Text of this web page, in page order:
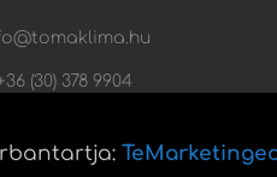
(30) 378 9904